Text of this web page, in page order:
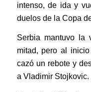
intenso, de ida y
duelos de la Copa
Serbia mantuvo la
mitad, pero al
cazó un rebote y
a Vladimir Stojkovic.